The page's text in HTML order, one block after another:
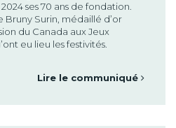
ses 70 ans de fondation.
Bruny Surin, médaillé d’or
du Canada aux Jeux
eu lieu les festivités.
Lire le communiqué